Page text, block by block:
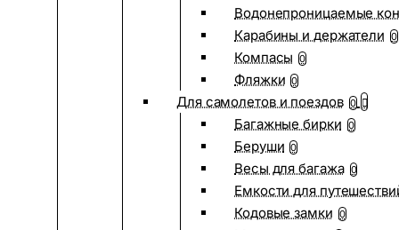
Водонепроницаемые
Карабины и держатели 0
Компасы 0
Фляжки 0
Для самолетов и поездов 0
Багажные бирки 0
Беруши 0
Весы для багажа 0
Емкости для
Кодовые замки 0